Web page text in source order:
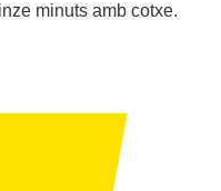
minuts amb cotxe.